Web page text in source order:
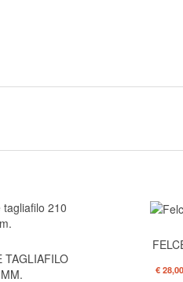
TAGLIAFILO
€ 28,00